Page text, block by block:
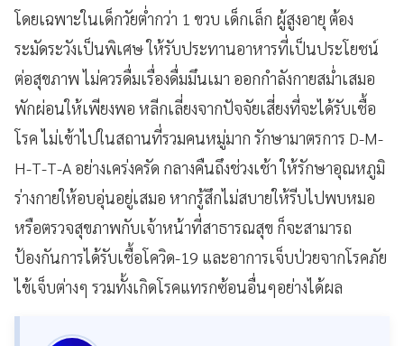
โดยเฉพาะในเด็กวัยต่ำกว่า 1 ขวบ เด็กเล็ก ผู้สูงอายุ ต้อง
ระมัดระวังเป็นพิเศษ ให้รับประทานอาหารที่เป็นประโยชน์
ต่อสุขภาพ ไม่ควรดื่มเรื่องดื่มมึนเมา ออกกำลังกายสม่ำเสมอ
พักผ่อนให้เพียงพอ หลีกเลี่ยงจากปัจจัยเสี่ยงที่จะได้รับเชื้อ
โรค ไม่เข้าไปในสถานที่รวมคนหมู่มาก รักษามาตรการ D-M-
H-T-T-A อย่างเคร่งครัด กลางคืนถึงช่วงเช้า ให้รักษาอุณหภูมิ
ร่างกายให้อบอุ่นอยู่เสมอ หากรู้สึกไม่สบายให้รีบไปพบหมอ
หรือตรวจสุขภาพกับเจ้าหน้าที่สาธารณสุข ก็จะสามารถ
ป้องกันการได้รับเชื้อโควิด-19 และอาการเจ็บป่วยจากโรคภัย
ไข้เจ็บต่างๆ รวมทั้งเกิดโรคแทรกซ้อนอื่นๆอย่างได้ผล